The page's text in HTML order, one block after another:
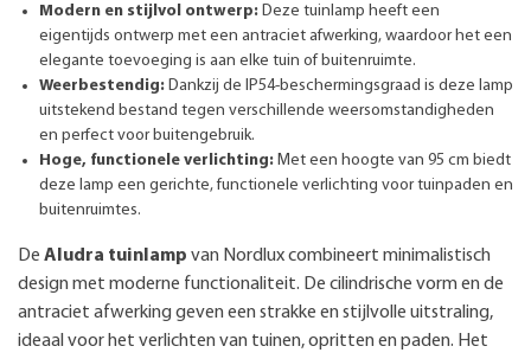
Modern en stijlvol ontwerp: Deze tuinlamp heeft een
eigentijds ontwerp met een antraciet afwerking, waardoor het een
elegante toevoeging is aan elke tuin of buitenruimte.
Weerbestendig: Dankzij de IP54-beschermingsgraad is deze lamp
uitstekend bestand tegen verschillende weersomstandigheden
en perfect voor buitengebruik.
Hoge, functionele verlichting: Met een hoogte van 95 cm biedt
deze lamp een gerichte, functionele verlichting voor tuinpaden en
buitenruimtes.
De Aludra tuinlamp van Nordlux combineert minimalistisch
design met moderne functionaliteit. De cilindrische vorm en de
antraciet afwerking geven een strakke en stijlvolle uitstraling,
ideaal voor het verlichten van tuinen, opritten en paden. Het